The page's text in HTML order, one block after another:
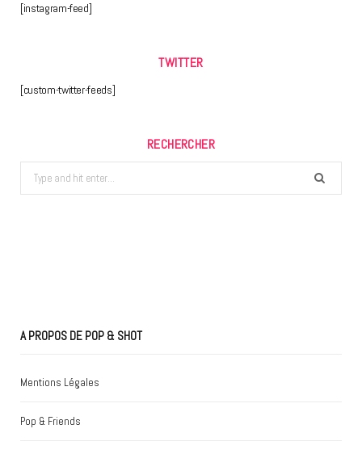
[instagram-feed]
TWITTER
[custom-twitter-feeds]
RECHERCHER
Search
for:
A PROPOS DE POP & SHOT
Mentions Légales
Pop & Friends